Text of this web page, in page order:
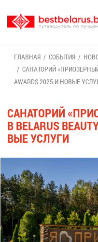
ГЛАВ­НАЯ СО­БЫ­ТИЯ
СА­НА­ТО­РИЙ
AWARDS 2025 И НО­ВЫЕ
СА­НА­ТО­РИЙ
В BELARUS
ВЫЕ УСЛУ­ГИ